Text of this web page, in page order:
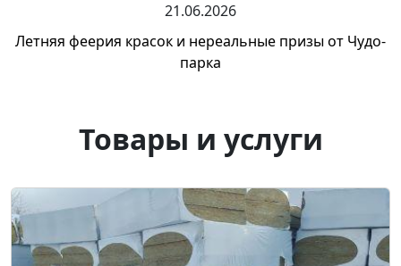
21.06.2026
Летняя феерия красок и нереальные призы от Чудо-
парка
Товары и услуги